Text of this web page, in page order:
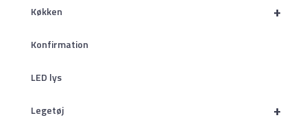
+
Køkken
Konfirmation
LED lys
+
Legetøj